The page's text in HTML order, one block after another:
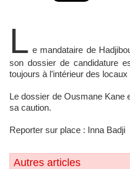
L e mandataire de
son dossier de candidature
toujours à l’intérieur des
Le dossier de Ousmane Kane
sa caution.
Reporter sur place : Inna Badji
Autres articles